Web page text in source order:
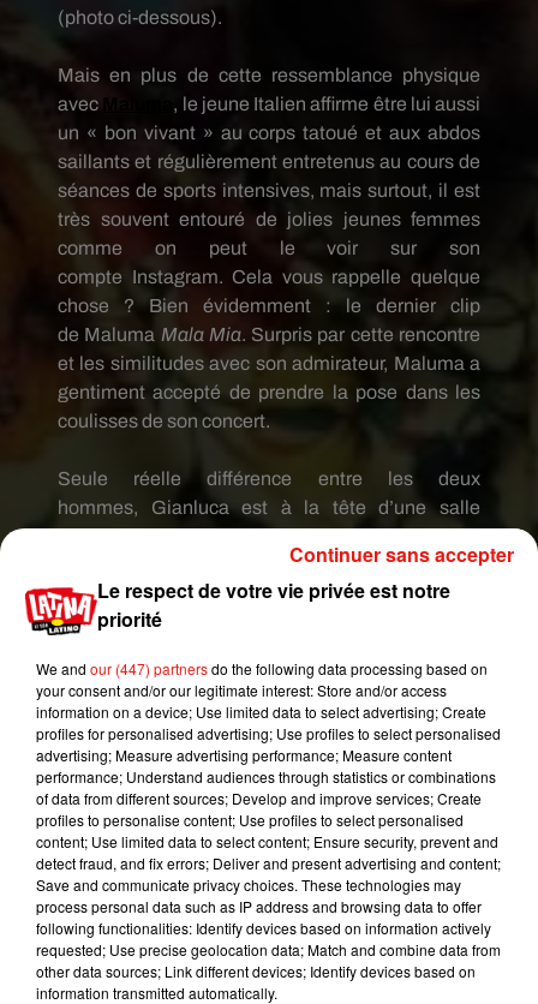
(photo ci-dessous).
Mais en plus de cette ressemblance physique
avec Maluma , le jeune Italien affirme être lui aussi
un « bon vivant » au corps tatoué et aux abdos
saillants et régulièrement entretenus au cours de
séances de sports intensives, mais surtout, il est
très souvent entouré de jolies jeunes femmes
comme on peut le voir sur son
compte Instagram. Cela vous rappelle quelque
chose ?
Bien évidemment : le dernier clip
de Maluma Mala Mia. Surpris par cette rencontre
et les similitudes avec son admirateur, Maluma a
gentiment accepté de prendre la pose dans les
coulisses de son concert.
Seule réelledifférence entre les deux
hommes,
Gianluca
est à la tête d’une salle
son vrai nom, est l’un des artistes les plus
populaires de l’industrie musicale latine.
Son
dernier album
singles
Corazon , ElPrestamo
ou
encore Marinero .
Le respect de votre vie privée est notre
priorité
We and our (447) partnersdo the following data processing based on
your consent and/or our legitimate interest: Store and/or access
information on a device; Use limited data to select advertising; Create
profiles for personalised advertising; Use profiles to select personalised
advertising; Measure advertising performance; Measure content
performance; Understand audiences through statistics or combinations
of data from different sources; Develop and improve services; Create
profiles to personalise content; Use profiles to select personalised
content; Use limited data to select content; Ensure security, prevent and
detect fraud, and fix errors; Deliver and present advertising and content;
Save and communicate privacy choices. These technologies may
process personal data such as IP address and browsing data to offer
following functionalities: Identify devices based on information actively
requested; Use precise geolocation data; Match and combine data from
other data sources; Link different devices; Identify devices based on
information transmitted automatically.
Continuer sans accepter